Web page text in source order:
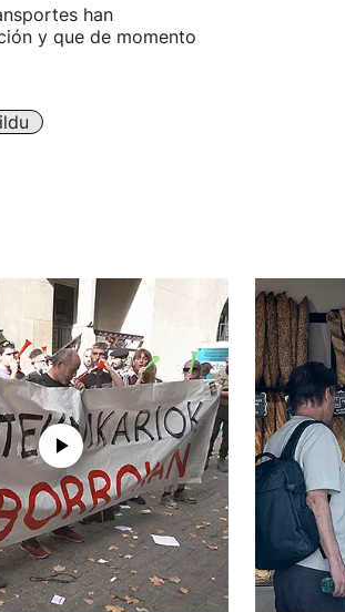
han
y que de momento